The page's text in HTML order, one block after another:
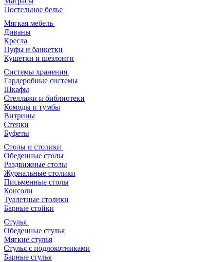
Постельное белье
Мягкая мебель
Диваны
Кресла
Пуфы и банкетки
Кушетки и шезлонги
Системы хранения
Гардеробные системы
Шкафы
Стеллажи и библиотеки
Комоды и тумбы
Витрины
Стенки
Буфеты
Столы и столики
Обеденные столы
Раздвижные столы
Журнальные столики
Письменные столы
Консоли
Туалетные столики
Барные стойки
Стулья
Обеденные стулья
Мягкие стулья
Стулья с подлокотниками
Барные стулья